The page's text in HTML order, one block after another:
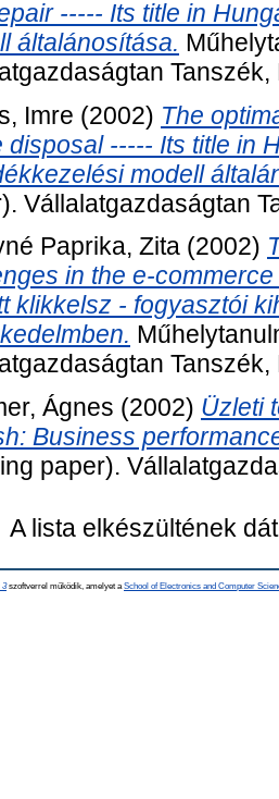
----- Its title in
általánosítása.
Tanszék,
Imre (2002) The
disposal ----- Its title in
modell
Vállalatgazdaságtan
Paprika, Zita (2002)
in the e-
klikkelsz - fogyasztói
Tanszék,
Ágnes (2002) Üzleti
Business
paper).
A lista elkészültének
3szoftverrel működik, amelyet a School of Electronics and Computer